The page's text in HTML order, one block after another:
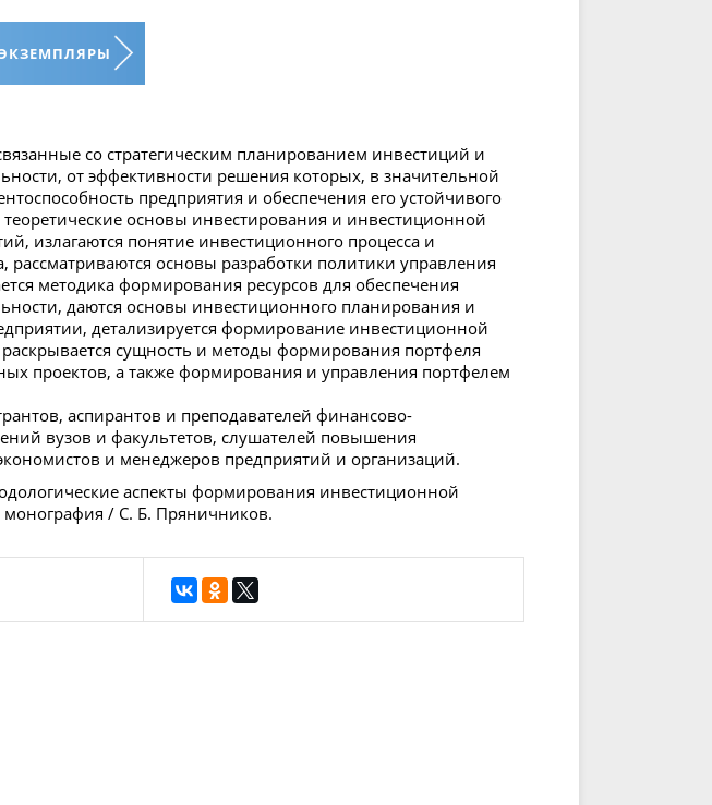
со стратегическим планированием инвестиций и
от эффективности решения которых, в значительной
предприятия и обеспечения его устойчивого
теоретические основы инвестирования и инвестиционной
излагаются понятие инвестиционного процесса и
рассматриваются основы разработки политики управления
методика формирования ресурсов для обеспечения
даются основы инвестиционного планирования и
детализируется формирование инвестиционной
раскрывается сущность и методы формирования портфеля
проектов, а также формирования и управления портфелем
аспирантов и преподавателей финансово-
вузов и факультетов, слушателей повышения
и менеджеров предприятий и организаций.
аспекты формирования инвестиционной
монография / С. Б. Пряничников.